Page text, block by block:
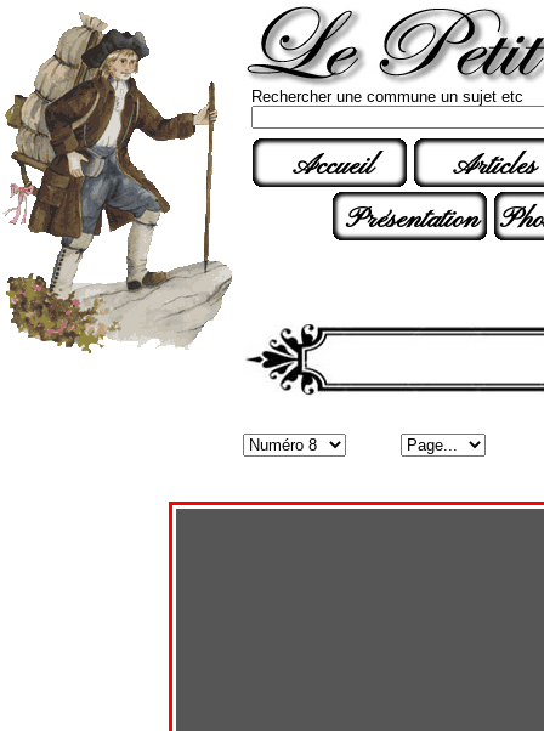
Rechercher une commune un sujet etc
Accueil
Articles
Présentation